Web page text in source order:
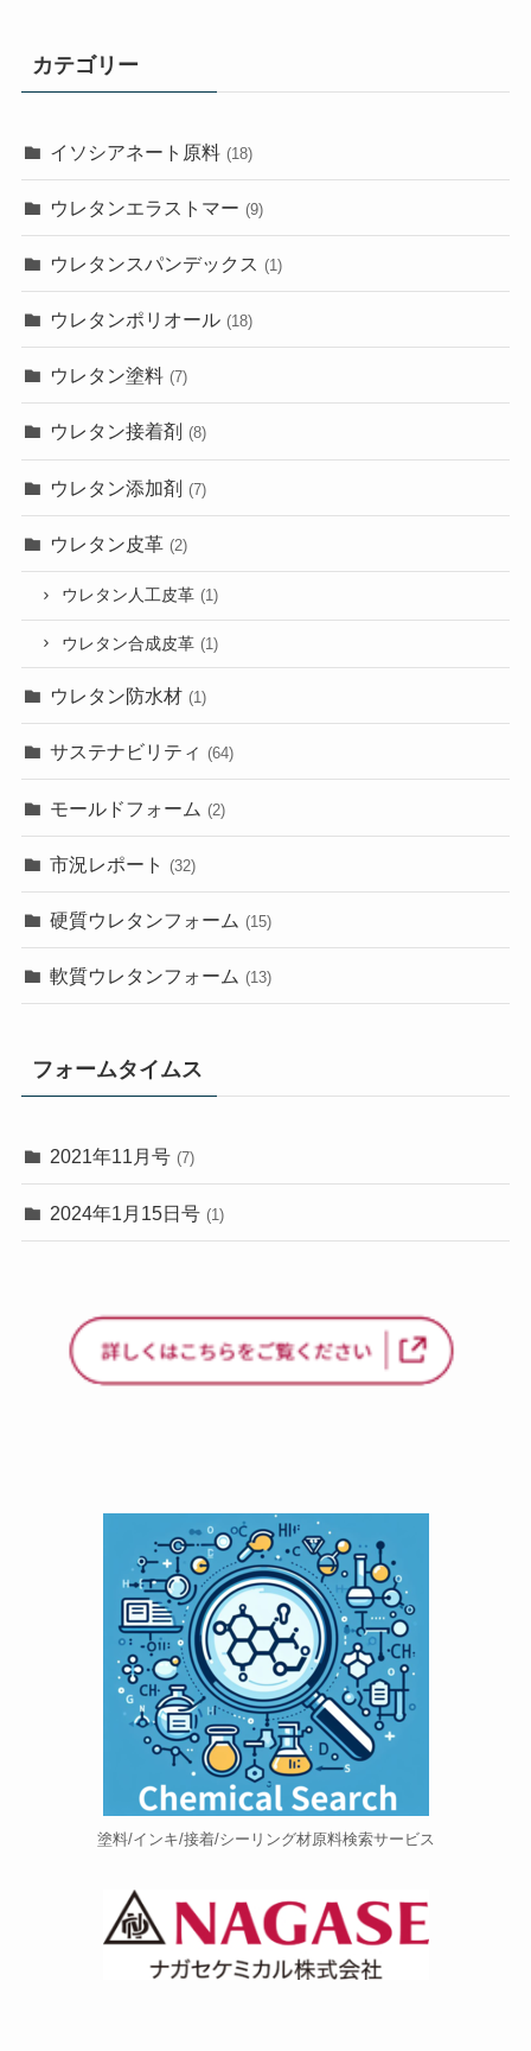
カテゴリー
イソシアネート原料 (18)
ウレタンエラストマー (9)
ウレタンスパンデックス (1)
ウレタンポリオール (18)
ウレタン塗料 (7)
ウレタン接着剤 (8)
ウレタン添加剤 (7)
ウレタン皮革 (2)
ウレタン人工皮革 (1)
ウレタン合成皮革 (1)
ウレタン防水材 (1)
サステナビリティ (64)
モールドフォーム (2)
市況レポート (32)
硬質ウレタンフォーム (15)
軟質ウレタンフォーム (13)
フォームタイムス
2021年11月号 (7)
2024年1月15日号 (1)
塗料/インキ/接着/シーリング材原料検索サービス